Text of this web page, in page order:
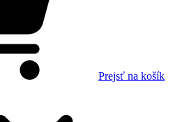
Prejsť na košík